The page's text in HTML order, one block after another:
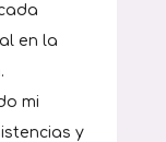
en la
mi
y